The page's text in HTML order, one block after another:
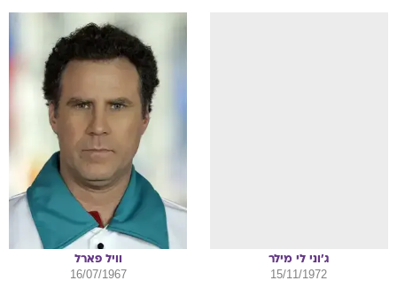
ג'וני לי מילר
15/11/1972
וויל פארל
16/07/1967